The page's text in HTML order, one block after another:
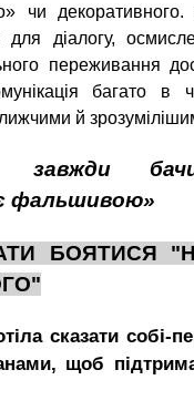
чи
діалогу,
переживання
багато в
й
завжди
є фальшивою»
БОЯТИСЯ
сказати собі-
щоб